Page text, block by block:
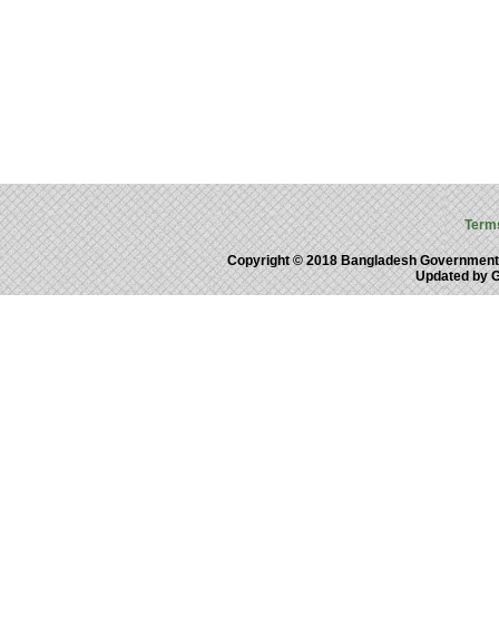
Copyright © 2018 Bangladesh
Updated by